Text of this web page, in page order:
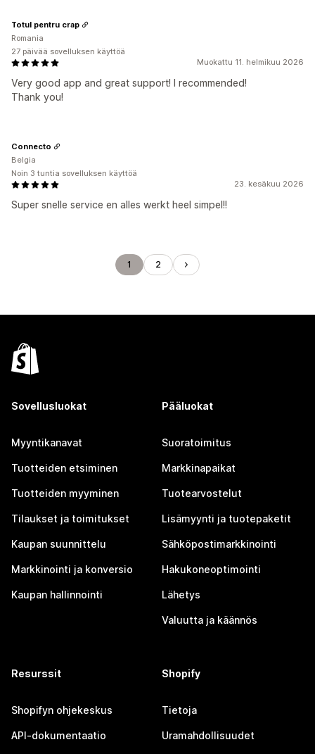
Muokattu 11. helmikuu 2026
Very good app and great support! I recommended!
Thank you!
Totul pentru crap
Romania
27 päivää sovelluksen käyttöä
23. kesäkuu 2026
Super snelle service en alles werkt heel simpel!!
Connecto
Belgia
Noin 3 tuntia sovelluksen käyttöä
1 2
Sovellusluokat
Myyntikanavat
Tuotteiden etsiminen
Tuotteiden myyminen
Tilaukset ja toimitukset
Kaupan suunnittelu
Markkinointi ja konversio
Kaupan hallinnointi
Pääluokat
Suoratoimitus
Markkinapaikat
Tuotearvostelut
Lisämyynti ja tuotepaketit
Sähköpostimarkkinointi
Hakukoneoptimointi
Lähetys
Valuutta ja käännös
Resurssit
Shopifyn ohjekeskus
API-dokumentaatio
Shopify
Tietoja
Uramahdollisuudet